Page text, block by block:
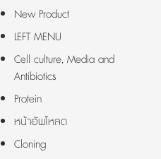
New Product
LEFT MENU
Cell culture, Media and
Antibiotics
Protein
หน้าอัพโหลด
Cloning